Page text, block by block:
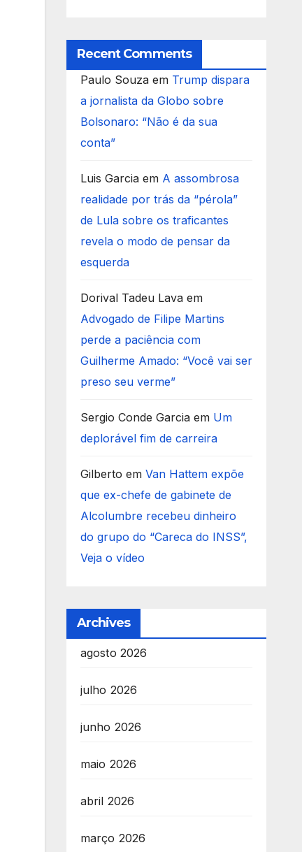
Recent Comments
Paulo Souzaem Trump dispara
a jornalista da Globo sobre
Bolsonaro: “Não é da sua
conta”
Luis Garciaem A assombrosa
realidade por trás da “pérola”
de Lula sobre os traficantes
revela o modo de pensar da
esquerda
Dorival Tadeu Lavaem
Advogado de Filipe Martins
perde a paciência com
Guilherme Amado: “Você vai ser
preso seu verme”
Sergio Conde Garciaem Um
deplorável fim de carreira
Gilberto em Van Hattem expõe
que ex-chefe de gabinete de
Alcolumbre recebeu dinheiro
do grupo do “Careca do INSS”,
Veja o vídeo
Archives
agosto 2026
julho 2026
junho 2026
maio 2026
abril 2026
março 2026